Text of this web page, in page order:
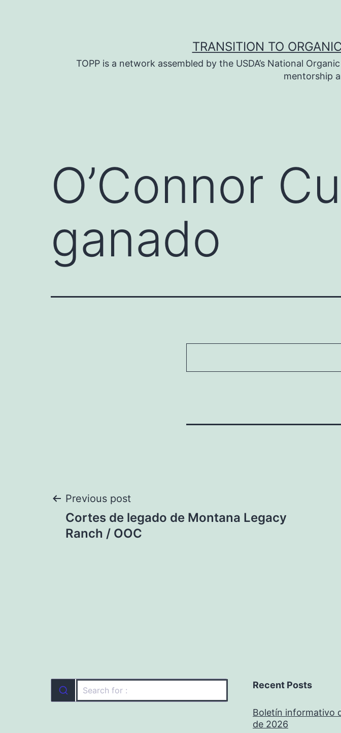
TRANSITION TO
TOPP is a network assembled by the USDA’s National
mentorship
O’Connor
ganado
Navegación
de
Previous post
Cortes de legado de Montana Legacy
Ranch / OOC
Recent Posts
Boletín informativo
de 2026